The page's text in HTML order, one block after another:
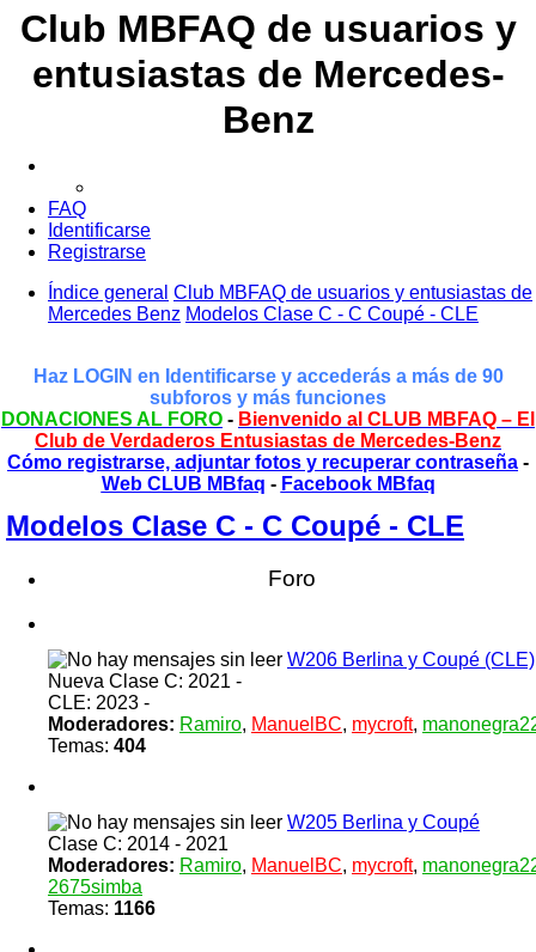
Club MBFAQ de usuarios y
entusiastas de Mercedes-
Benz
FAQ
Identificarse
Registrarse
Índice general Club MBFAQ de usuarios y entusiastas de
Mercedes Benz Modelos Clase C - C Coupé - CLE
Haz LOGIN en Identificarse y accederás a más de 90
subforos y más funciones
DONACIONES AL FORO - Bienvenido al CLUB MBFAQ – El
Club de Verdaderos Entusiastas de Mercedes-Benz
Cómo registrarse, adjuntar fotos y recuperar contraseña -
Web CLUB MBfaq - Facebook MBfaq
Modelos Clase C - C Coupé - CLE
Foro
W206 Berlina y Coupé (CLE)
Nueva Clase C: 2021 -
CLE: 2023 -
Moderadores: Ramiro, ManuelBC, mycroft,
Temas: 404
W205 Berlina y Coupé
Clase C: 2014 - 2021
Moderadores: Ramiro, ManuelBC, mycroft,
2675simba
Temas: 1166